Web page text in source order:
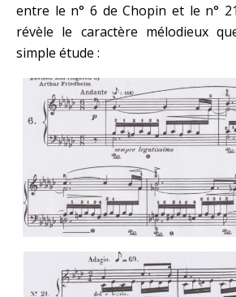
entre le n° 6 de Chopin et le n°
révèle le caractère mélodieux
simple étude :